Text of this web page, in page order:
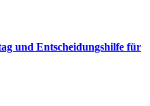
und Entscheidungshilfe für